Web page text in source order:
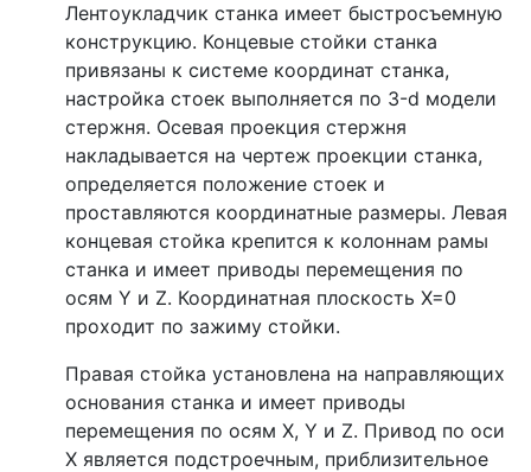
Лентоукладчик станка имеет быстросъемную
конструкцию. Концевые стойки станка
привязаны к системе координат станка,
настройка стоек выполняется по 3-d модели
стержня. Осевая проекция стержня
накладывается на чертеж проекции станка,
определяется положение стоек и
проставляются координатные размеры. Левая
концевая стойка крепится к колоннам рамы
станка и имеет приводы перемещения по
осям Y и Z. Координатная плоскость Х=0
проходит по зажиму стойки.
Правая стойка установлена на направляющих
основания станка и имеет приводы
перемещения по осям Х, Y и Z. Привод по оси
Х является подстроечным, приблизительное